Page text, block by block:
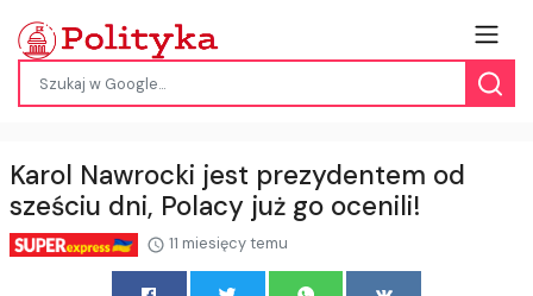
Karol Nawrocki jest prezydentem od
sześciu dni, Polacy już go ocenili!
11 miesięcy temu